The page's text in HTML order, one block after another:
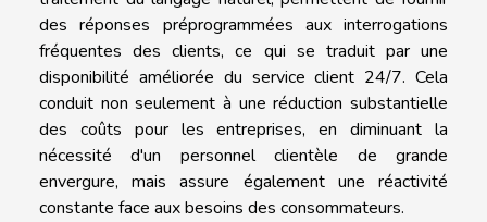
des réponses préprogrammées aux interrogations
fréquentes des clients, ce qui se traduit par une
disponibilité améliorée du service client 24/7. Cela
conduit non seulement à une réduction substantielle
des coûts pour les entreprises, en diminuant la
nécessité d'un personnel clientèle de grande
envergure, mais assure également une réactivité
constante face aux besoins des consommateurs.